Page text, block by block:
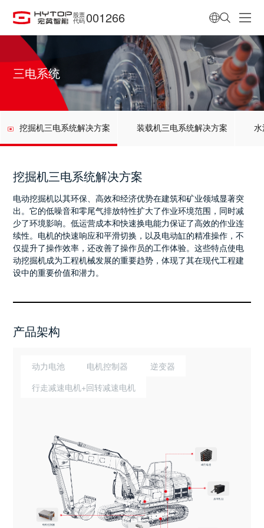
股票
代码 001266
三电系统
挖掘机三电系统解决方案 装载机三电系统解决方案 水
挖掘机三电系统解决方案
电动挖掘机以其环保、高效和经济优势在建筑和矿业领域显著突
出。它的低噪音和零尾气排放特性扩大了作业环境范围，同时减
少了环境影响。低运营成本和快速换电能力保证了高效的作业连
续性。电机的快速响应和平滑切换，以及电动缸的精准操作，不
仅提升了操作效率，还改善了操作员的工作体验。这些特点使电
动挖掘机成为工程机械发展的重要趋势，体现了其在现代工程建
设中的重要价值和潜力。
产品架构
动力电池 电机控制器
逆变器
行走减速电机+回转减速电机